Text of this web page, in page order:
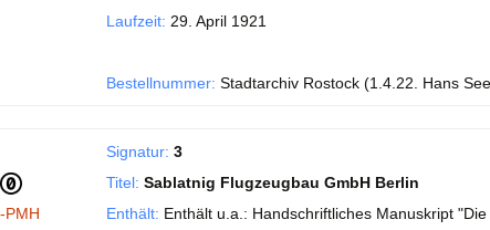
Laufzeit: 29. April 1921
Bestellnummer: Stadtarchiv Rostock (1.4.22. Hans
PMH
Signatur: 3
Titel: Sablatnig Flugzeugbau GmbH Berlin
Enthält: Enthält u.a.: Handschriftliches Manuskript